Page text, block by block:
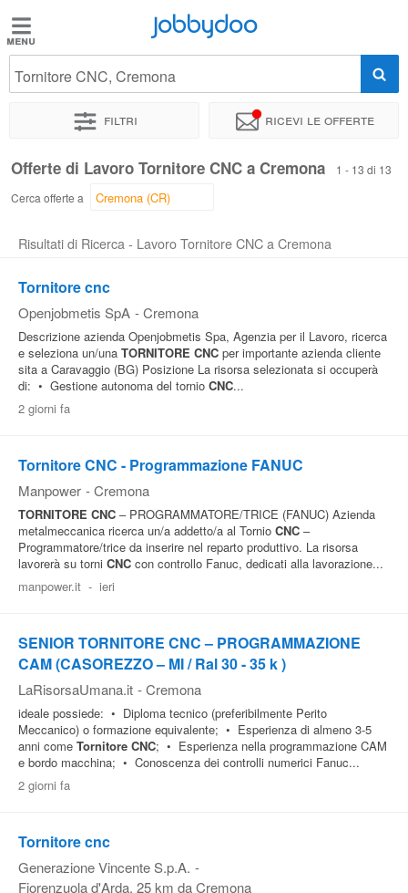
Jobbydoo
Offerte
Stipendi
Elenco
professioni
Blog
Offerte
Area
Aziende
Jobbydoo
Tornitore CNC, Cremona
Filtri Ricevi le offerte
Offerte di Lavoro Tornitore CNC a Cremona
1 - 13 di 13
Cerca offerte a
Risultati di Ricerca - Lavoro Tornitore CNC a Cremona
Tornitore cnc
Openjobmetis SpA - Cremona
Descrizione azienda Openjobmetis Spa, Agenzia per il Lavoro, ricerca
e seleziona un/una TORNITORE CNC per importante azienda cliente
sita a Caravaggio (BG) Posizione La risorsa selezionata si occuperà
di: • Gestione autonoma del tornio CNC...
2 giorni fa
Tornitore CNC - Programmazione FANUC
Manpower - Cremona
TORNITORE CNC – PROGRAMMATORE/TRICE (FANUC) Azienda
metalmeccanica ricerca un/a addetto/a al Tornio CNC –
Programmatore/trice da inserire nel reparto produttivo. La risorsa
lavorerà su torni CNC con controllo Fanuc, dedicati alla lavorazione...
manpower.it - ieri
SENIOR TORNITORE CNC – PROGRAMMAZIONE
CAM (CASOREZZO – MI / Ral 30 - 35 k )
LaRisorsaUmana.it - Cremona
ideale possiede: • Diploma tecnico (preferibilmente Perito
Meccanico) o formazione equivalente; • Esperienza di almeno 3-5
anni come Tornitore CNC; • Esperienza nella programmazione CAM
e bordo macchina; • Conoscenza dei controlli numerici Fanuc...
2 giorni fa
Tornitore cnc
Generazione Vincente S.p.A. -
Fiorenzuola d'Arda, 25 km da Cremona